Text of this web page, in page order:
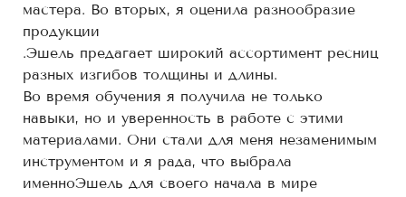
мастера. Во вторых, я оценила разнообразие
продукции
.Эшель предагает широкий ассортимент ресниц
разных изгибов толщины и длины.
Во время обучения я получила не только
навыки, но и уверенность в работе с этими
материалами. Они стали для меня незаменимым
инструментом и я рада, что выбрала
именноЭшель для своего начала в мире